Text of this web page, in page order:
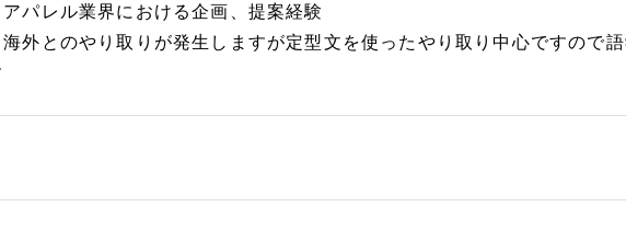
パレル業界における企画、提案経験
外とのやり取りが発生しますが定型文を使ったやり取り中心ですので